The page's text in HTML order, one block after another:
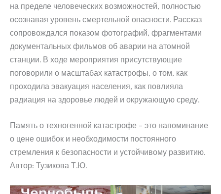
на пределе человеческих возможностей, полностью
осознавая уровень смертельной опасности. Рассказ
сопровождался показом фотографий, фрагментами
документальных фильмов об аварии на атомной
станции. В ходе мероприятия присутствующие
поговорили о масштабах катастрофы, о том, как
проходила эвакуация населения, как повлияла
радиация на здоровье людей и окружающую среду.
Память о техногенной катастрофе – это напоминание
о цене ошибок и необходимости постоянного
стремления к безопасности и устойчивому развитию.
Автор: Тузикова Т.Ю.